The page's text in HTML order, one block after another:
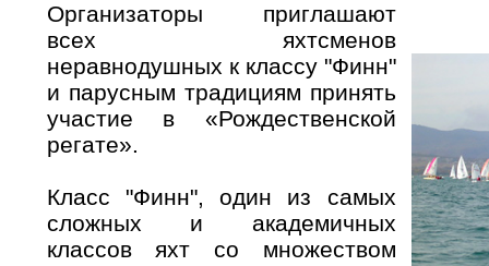
Организаторы приглашают
всех яхтсменов
неравнодушных к классу "Финн"
и парусным традициям принять
участие в «Рождественской
регате».
Класс "Финн", один из самых
сложных и академичных
классов яхт со множеством